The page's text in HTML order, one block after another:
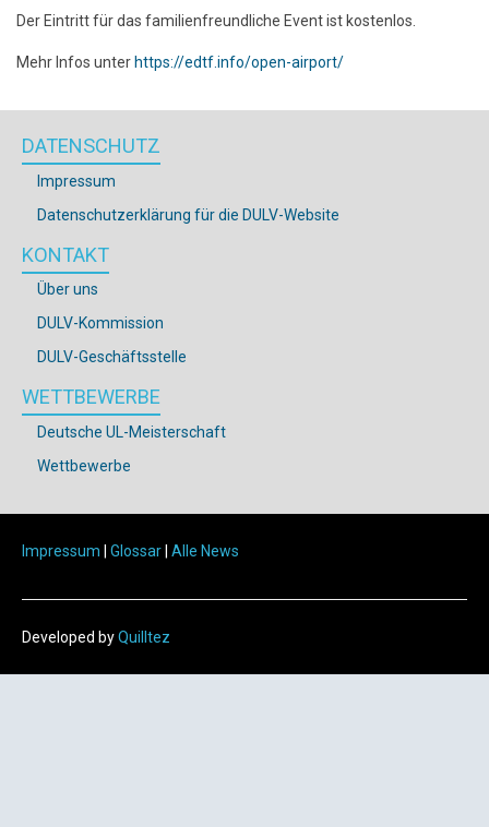
Der Eintritt für das familienfreundliche Event ist kostenlos.
Mehr Infos unter https://edtf.info/open-airport/
DATENSCHUTZ
Impressum
Datenschutzerklärung für die DULV-Website
KONTAKT
Über uns
DULV-Kommission
DULV-Geschäftsstelle
WETTBEWERBE
Deutsche UL-Meisterschaft
Wettbewerbe
Impressum | Glossar| Alle News
Developed byQuilltez